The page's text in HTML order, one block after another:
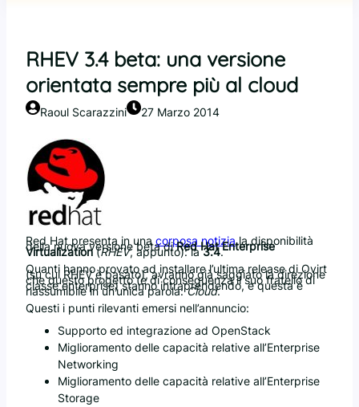
RHEV 3.4 beta: una versione
orientata sempre più al cloud
Raoul Scarazzini 27 Marzo 2014
Red Hat presenta in una corposa notiziala disponibilità
della nuova versione beta diRed Hat Enterprise
Virtualization(RHEV, appunto): la3.4.
Quanti hanno provato ad installare l’ultima release di Ovirt
(su cui RHEV è basato), avranno già saggiato la direzione
che questo progetto (e di conseguenza il suo fratello di
classe enterprise) stanno intraprendendo, e questa è
riassumibile in un’unica parola:Cloud.
Questi i punti rilevanti emersi nell’annuncio:
Supporto ed integrazione ad OpenStack
Miglioramento delle capacità relative all’Enterprise
Networking
Miglioramento delle capacità relative all’Enterprise
Storage